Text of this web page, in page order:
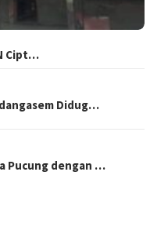
Cipt…
Didug…
Pucung dengan …